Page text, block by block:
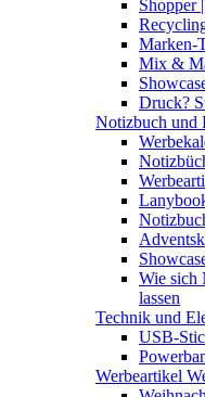
Shopper
Marken-
Mix &
Druck?
Notizbuch und
Wie sich
lassen
Technik und
USB-
Werbeartikel